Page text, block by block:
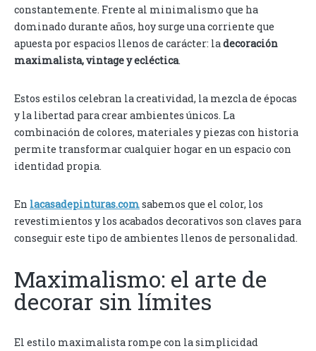
constantemente. Frente al minimalismo que ha
dominado durante años, hoy surge una corriente que
apuesta por espacios llenos de carácter: ladecoración
maximalista, vintage y ecléctica.
Estos estilos celebran la creatividad, la mezcla de épocas
y la libertad para crear ambientes únicos. La
combinación de colores, materiales y piezas con historia
permite transformar cualquier hogar en un espacio con
identidad propia.
En lacasadepinturas.comsabemos que el color, los
revestimientos y los acabados decorativos son claves para
conseguir este tipo de ambientes llenos de personalidad.
Maximalismo: el arte de
decorar sin límites
El estilo maximalista rompe con la simplicidad